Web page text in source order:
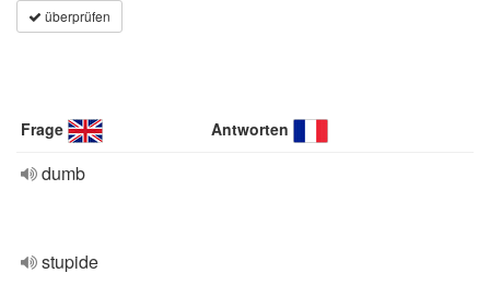
überprüfen
Frage Antworten
dumb
stupide